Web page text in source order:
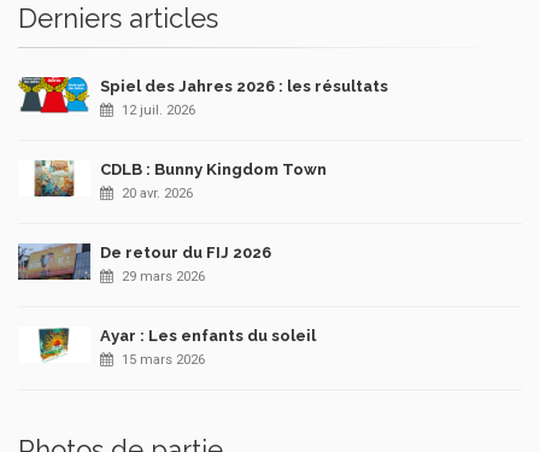
Derniers articles
Spiel des Jahres 2026 : les résultats
12 juil. 2026
CDLB : Bunny Kingdom Town
20 avr. 2026
De retour du FIJ 2026
29 mars 2026
Ayar : Les enfants du soleil
15 mars 2026